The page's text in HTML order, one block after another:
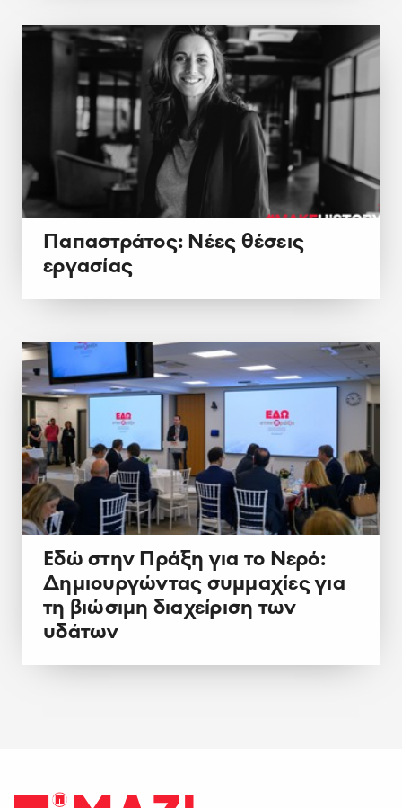
Παπαστράτος: Νέες θέσεις
εργασίας
Εδώ στην Πράξη για το Νερό:
Δημιουργώντας συμμαχίες για
τη βιώσιμη διαχείριση των
υδάτων